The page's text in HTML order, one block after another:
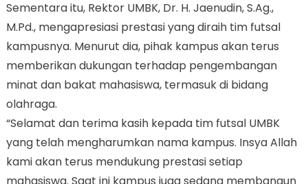
Sementara itu, Rektor UMBK, Dr. H. Jaenudin, S.Ag.,
M.Pd., mengapresiasi prestasi yang diraih tim futsal
kampusnya. Menurut dia, pihak kampus akan terus
memberikan dukungan terhadap pengembangan
minat dan bakat mahasiswa, termasuk di bidang
olahraga.
“Selamat dan terima kasih kepada tim futsal UMBK
yang telah mengharumkan nama kampus. Insya Allah
kami akan terus mendukung prestasi setiap